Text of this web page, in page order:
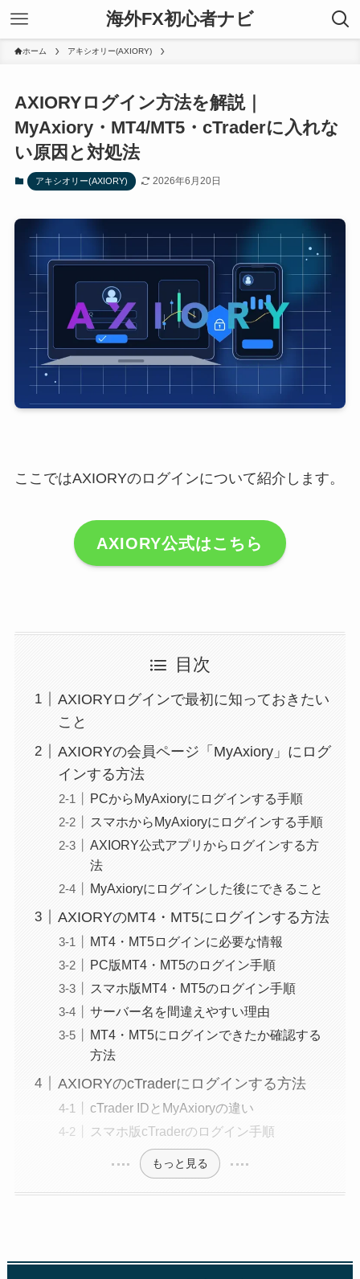
海外FX初心者ナビ
ホーム アキシオリー(AXIORY)
AXIORYログイン方法を解説｜
MyAxiory・MT4/MT5・cTraderに入れな
い原因と対処法
アキシオリー(AXIORY) 2026年6月20日
ここではAXIORYのログインについて紹介します。
AXIORY公式はこちら
目次
AXIORYログインで最初に知っておきたい
こと
AXIORYの会員ページ「MyAxiory」にログ
インする方法
PCからMyAxioryにログインする手順
スマホからMyAxioryにログインする手順
AXIORY公式アプリからログインする方
法
MyAxioryにログインした後にできること
AXIORYのMT4・MT5にログインする方法
MT4・MT5ログインに必要な情報
PC版MT4・MT5のログイン手順
スマホ版MT4・MT5のログイン手順
サーバー名を間違えやすい理由
MT4・MT5にログインできたか確認する
方法
AXIORYのcTraderにログインする方法
cTrader IDとMyAxioryの違い
スマホ版cTraderのログイン手順
もっと見る